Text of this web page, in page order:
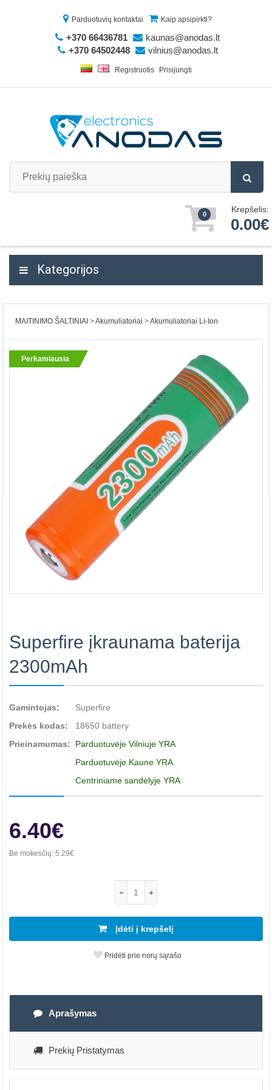
Parduotuvių kontaktai Kaip apsipirkti?
+370 66436781
kaunas@anodas.lt
+370 64502448
vilnius@anodas.lt
Registruotis Prisijungti
0 Krepšelis:
0.00€
Kategorijos
MAITINIMO ŠALTINIAI Akumuliatoriai Akumuliatoriai Li-Ion
Perkamiausia
Superfire įkraunama baterija
2300mAh
Gamintojas:
Superfire
Prekės kodas:
18650 battery
Prieinamumas:
Parduotuvėje Vilniuje YRA
Parduotuvėje Kaune YRA
Centriniame sandėlyje YRA
6.40€
Be mokesčių: 5.29€
Įdėti į krepšelį
Pridėti prie norų sąrašo
Aprašymas
Prekių Pristatymas